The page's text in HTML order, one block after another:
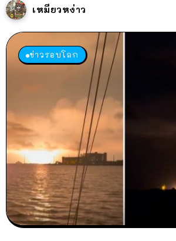
เหมียวหง่าว
ข่าวรอบโลก